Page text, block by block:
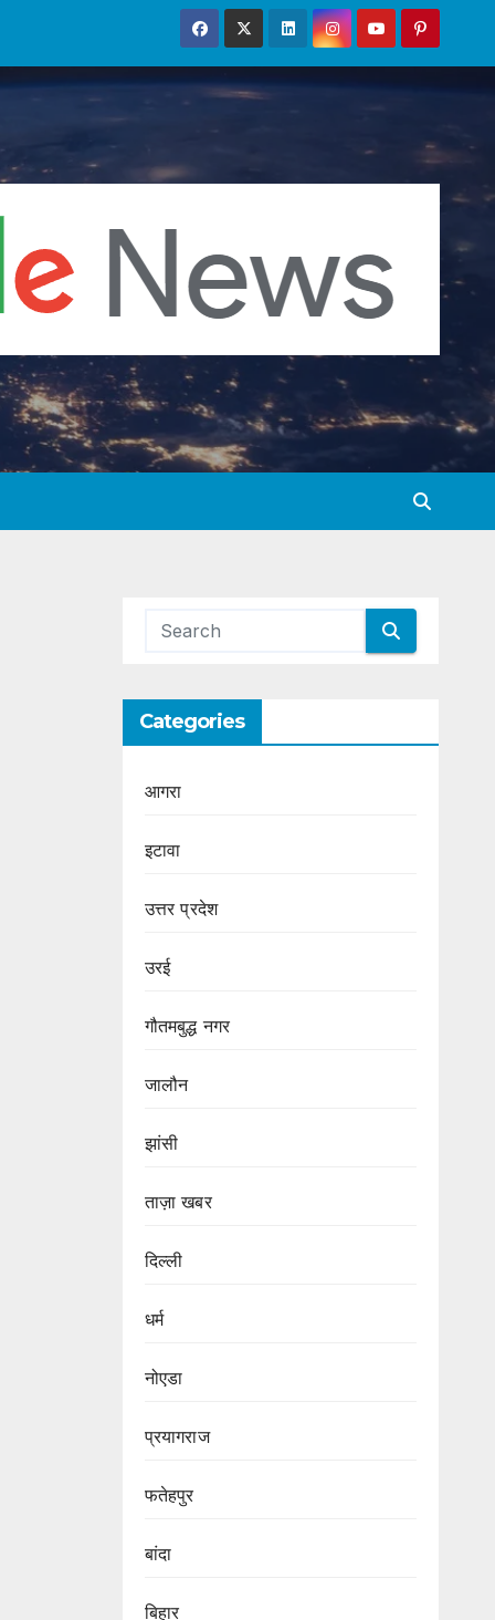
Categories
आगरा
इटावा
उत्तर प्रदेश
उरई
गौतमबुद्ध नगर
जालौन
झांसी
ताज़ा खबर
दिल्ली
धर्म
नोएडा
प्रयागराज
फतेहपुर
बांदा
बिहार